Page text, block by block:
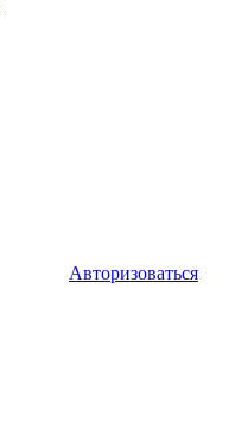
Авторизоваться